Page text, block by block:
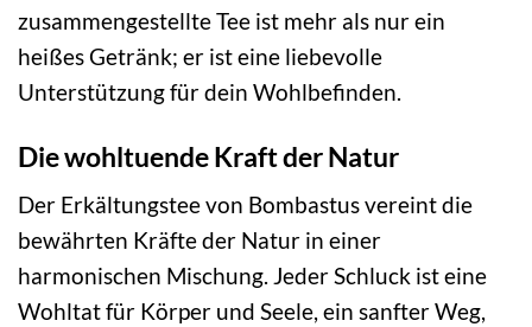
zusammengestellte Tee ist mehr als nur ein
heißes Getränk; er ist eine liebevolle
Unterstützung für dein Wohlbefinden.
Die wohltuende Kraft der Natur
Der Erkältungstee von Bombastus vereint die
bewährten Kräfte der Natur in einer
harmonischen Mischung. Jeder Schluck ist eine
Wohltat für Körper und Seele, ein sanfter Weg,